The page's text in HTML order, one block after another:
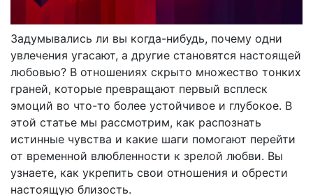
Задумывались ли вы когда-нибудь, почему одни
увлечения угасают, а другие становятся настоящей
любовью? В отношениях скрыто множество тонких
граней, которые превращают первый всплеск
эмоций во что-то более устойчивое и глубокое. В
этой статье мы рассмотрим, как распознать
истинные чувства и какие шаги помогают перейти
от временной влюбленности к зрелой любви. Вы
узнаете, как укрепить свои отношения и обрести
настоящую близость.